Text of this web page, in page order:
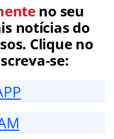
no seu
notícias do
Clique no
se: